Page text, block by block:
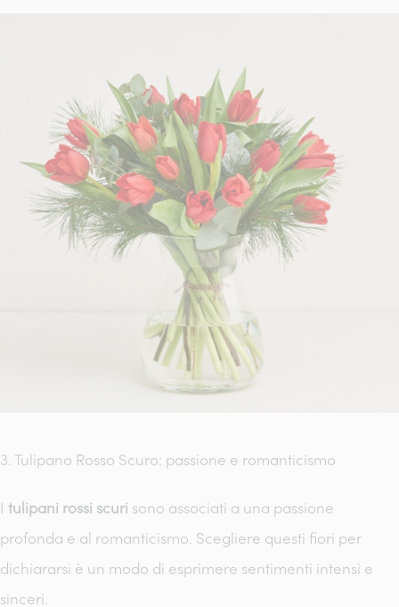
3. Tulipano Rosso Scuro: passione e romanticismo
I tulipani rossi scuri sono associati a una passione
profonda e al romanticismo. Scegliere questi fiori per
dichiararsi è un modo di esprimere sentimenti intensi e
sinceri.